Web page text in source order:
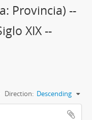
Provincia) --
XIX --
Direction: Descending